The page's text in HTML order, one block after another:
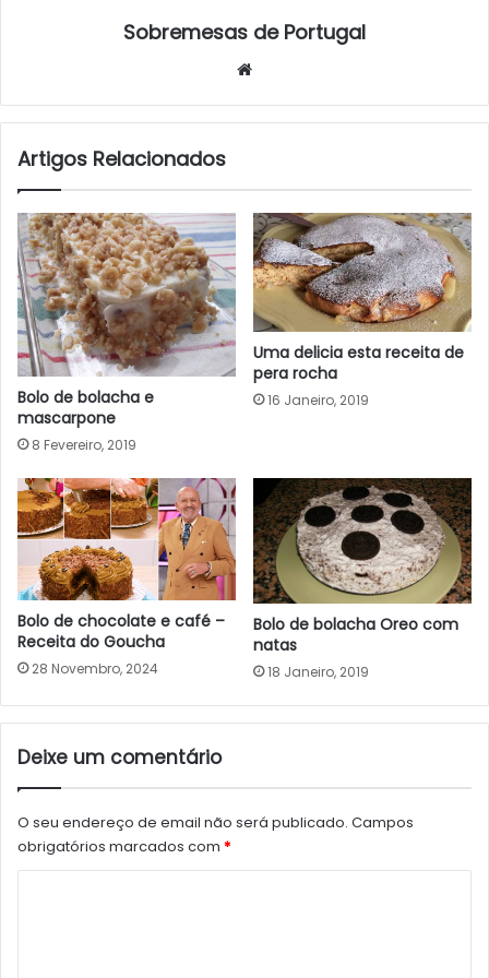
Sobremesas de Portugal
Artigos Relacionados
Bolo de bolacha e
mascarpone
8 Fevereiro, 2019
Uma delicia esta receita de
pera rocha
16 Janeiro, 2019
Bolo de chocolate e café –
Receita do Goucha
28 Novembro, 2024
Bolo de bolacha Oreo com
natas
18 Janeiro, 2019
Deixe um comentário
O seu endereço de email não será publicado. Campos
obrigatórios marcados com *